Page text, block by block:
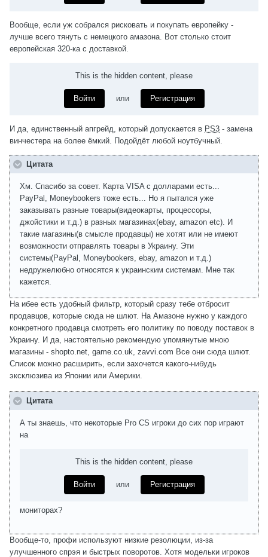
Вообще, если уж собрался рисковать и покупать европейку -
лучше всего тянуть с немецкого амазона. Вот столько стоит
европейская 320-ка с доставкой.
This is the hidden content, please
Войти или Регистрация
И да, единственный апгрейд, который допускается в PS3 - замена
винчестера на более ёмкий. Подойдёт любой ноутбучный.
Цитата
Хм. Спасибо за совет. Карта VISA с долларами есть...
PayPal, Moneybookers тоже есть... Но я пытался уже
заказывать разные товары(видеокарты, процессоры,
джойстики и т.д.) в разных магазинах(ebay, amazon etc). И
такие магазины(в смысле продавцы) не хотят или не имеют
возможности отправлять товары в Украину. Эти
системы(PayPal, Moneybookers, ebay, amazon и т.д.)
недружелюбно относятся к украинским системам. Мне так
кажется.
На ибее есть удобный фильтр, который сразу тебе отбросит
продавцов, которые сюда не шлют. На Амазоне нужно у каждого
конкретного продавца смотреть его политику по поводу поставок в
Украину. И да, настоятельно рекомендую упомянутые мною
магазины - shopto.net, game.co.uk, zavvi.com Все они сюда шлют.
Список можно расширить, если захочется какого-нибудь
эксклюзива из Японии или Америки.
Цитата
А ты знаешь, что некоторые Pro CS игроки до сих пор играют
на
This is the hidden content, please
Войти или Регистрация
мониторах?
Вообще-то, профи используют низкие резолюции, из-за
улучшенного спрэя и быстрых поворотов. Хотя модельки игроков